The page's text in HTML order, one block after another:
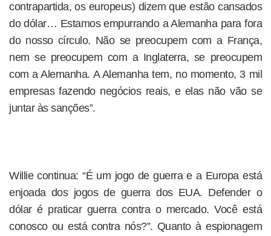
contrapartida, os europeus) dizem que estão cansados
do dólar… Estamos empurrando a Alemanha para fora
do nosso círculo. Não se preocupem com a França,
nem se preocupem com a Inglaterra, se preocupem
com a Alemanha. A Alemanha tem, no momento, 3 mil
empresas fazendo negócios reais, e elas não vão se
juntar às sanções”.
Willie continua: “É um jogo de guerra e a Europa está
enjoada dos jogos de guerra dos EUA. Defender o
dólar é praticar guerra contra o mercado. Você está
conosco ou está contra nós?”. Quanto à espionagem